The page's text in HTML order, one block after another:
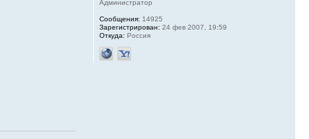
Администратор
Сообщения: 14925
Зарегистрирован: 24 фев 2007, 19:59
Откуда: Россия